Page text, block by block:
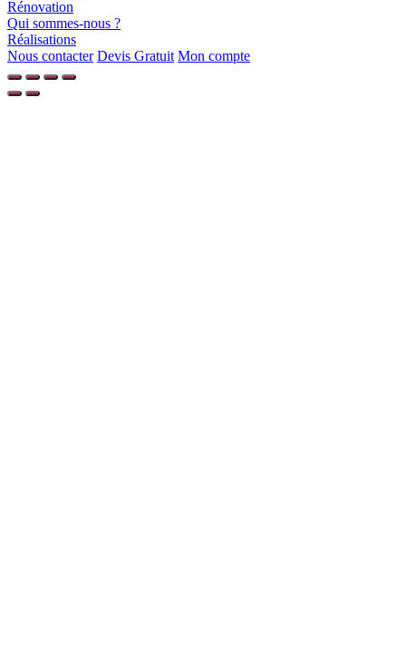
Rénovation
Qui sommes-nous ?
Réalisations
Nous contacter Devis Gratuit Mon compte